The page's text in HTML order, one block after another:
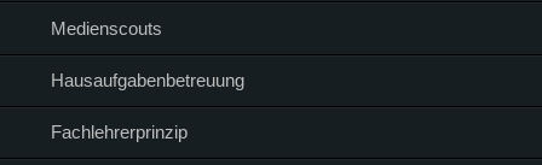
Medienscouts
Hausaufgabenbetreuung
Fachlehrerprinzip